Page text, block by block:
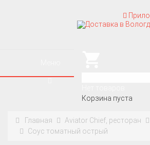
Корзина пуста
Главная Aviator Chief, ресторан
Соус томатный острый